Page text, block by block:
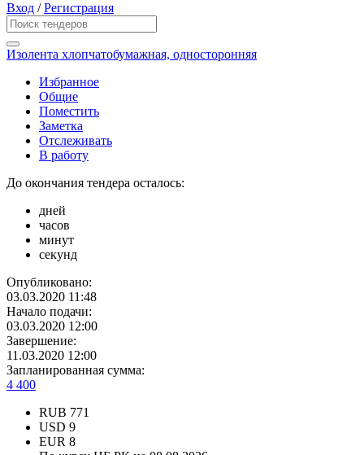
Вход /Регистрация
Изолента хлопчатобумажная, односторонняя
Избранное
Общие
Поместить
Заметка
Отслеживать
В работу
До окончания тендера осталось:
дней
часов
минут
секунд
Опубликовано:
03.03.2020 11:48
Начало подачи:
03.03.2020 12:00
Завершение:
11.03.2020 12:00
Запланированная сумма:
4 400
RUB 771
USD 9
EUR 8